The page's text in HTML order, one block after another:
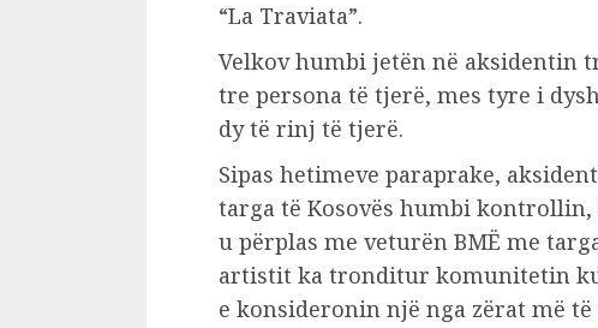
“La Traviata”.
Velkov humbi jetën në aksidentin
tre persona të tjerë, mes tyre i
dy të rinj të tjerë.
Sipas hetimeve paraprake,
targa të Kosovës humbi
u përplas me veturën BMË me
artistit ka tronditur komunitetin
e konsideronin një nga zërat më të